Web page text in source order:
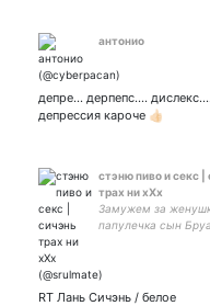
антонио
депре... дерпепс....
депрессия кароче 👍🏻
стэню пиво и секс |
трах ни хХх
Замужем за
папулечка сын
RT Лань Сичэнь / белое